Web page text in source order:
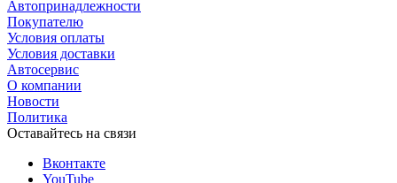
Автопринадлежности
Покупателю
Условия оплаты
Условия доставки
Автосервис
О компании
Новости
Политика
Оставайтесь на связи
Вконтакте
YouTube